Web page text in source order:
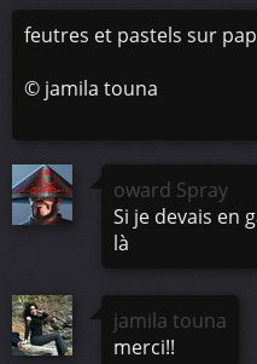
feutres et pastels sur
© jamila touna
oward Spray
Si je devais en
là
jamila touna
merci!!